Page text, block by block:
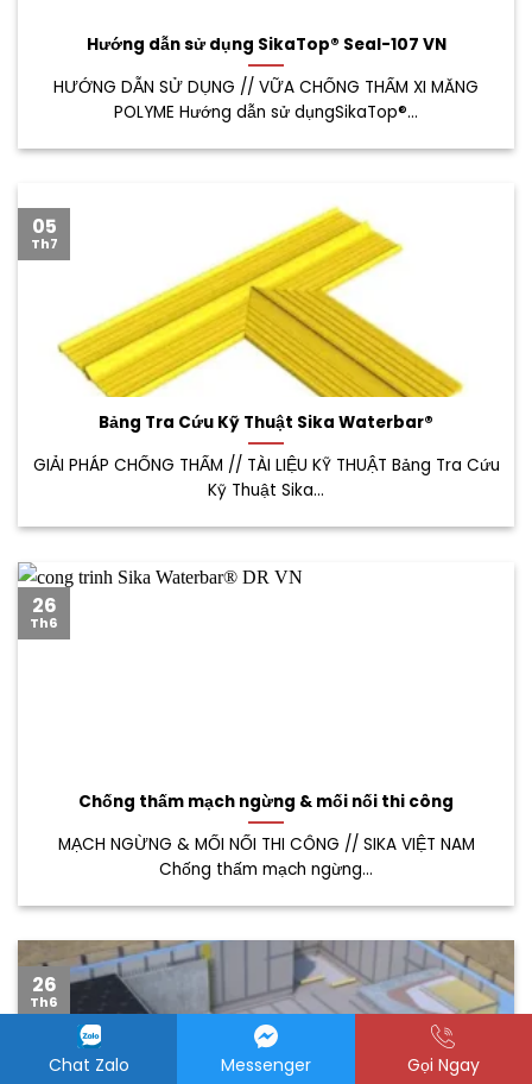
Hướng dẫn sử dụng SikaTop® Seal-107 VN
HƯỚNG DẪN SỬ DỤNG // VỮA CHỐNG THẤM XI MĂNG
POLYME Hướng dẫn sử dụngSikaTop®...
Bảng Tra Cứu Kỹ Thuật Sika Waterbar®
GIẢI PHÁP CHỐNG THẤM // TÀI LIỆU KỸ THUẬT Bảng Tra Cứu
Kỹ Thuật Sika...
05
Th7
Chống thấm mạch ngừng & mối nối thi công
MẠCH NGỪNG & MỐI NỐI THI CÔNG // SIKA VIỆT NAM
Chống thấm mạch ngừng...
26
Th6
26
Th6
Chat Zalo Messenger Gọi Ngay